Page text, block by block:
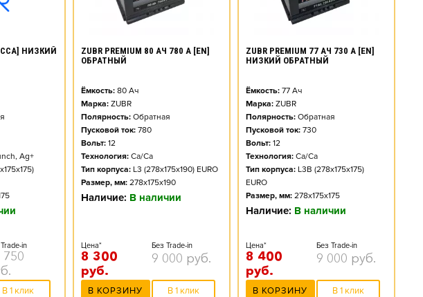
НИЗКИЙ
Ag+
in
750
В 1 клик
ZUBR PREMIUM 80 АЧ 780 А [EN]
ОБРАТНЫЙ
Ёмкость: 80Ач
Марка: ZUBR
Полярность: Обратная
Пусковой ток: 780
Вольт: 12
Технология: Ca/Ca
Тип корпуса: L3 (278x175x190) EURO
Размер, мм: 278x175x190
Наличие: В наличии
Цена*
8 300
руб.
Без Trade-in
9 000 руб.
В КОРЗИНУ В 1 клик
ZUBR PREMIUM 77 АЧ 730 А [EN]
НИЗКИЙ ОБРАТНЫЙ
Ёмкость: 77Ач
Марка: ZUBR
Полярность: Обратная
Пусковой ток: 730
Вольт: 12
Технология: Ca/Ca
Тип корпуса: L3B (278x175x175)
EURO
Размер, мм: 278x175x175
Наличие: В наличии
Цена*
8 400
руб.
Без Trade-in
9 000 руб.
В КОРЗИНУ В 1 клик